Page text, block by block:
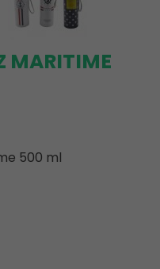
MARITIME
500 ml